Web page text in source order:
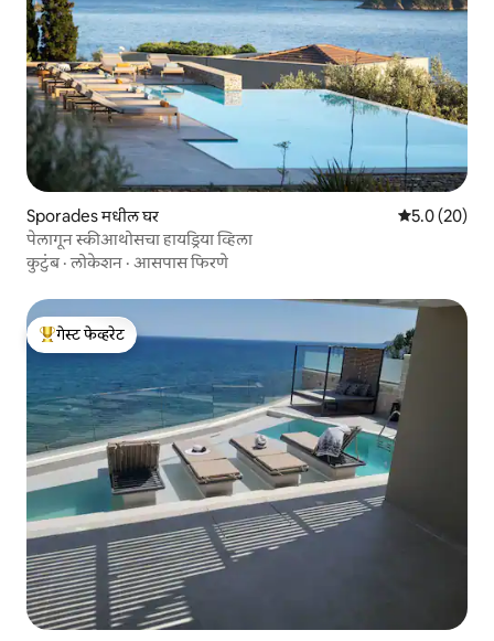
Sporades मधील घर 5 पैकी 5.0
5.0 (20)
पेलागून स्कीआथोसचा हायड्रिया व्हिला
कुटुंब·लोकेशन · आसपास फिरणे
टॉप गेस्ट फेव्हरेट
गेस्ट फेव्हरेट